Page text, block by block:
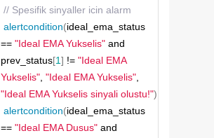
// Spesifik sinyaller icin alarm
alertcondition(ideal_ema_status
== "Ideal EMA Yukselis" and
prev_status[1] != "Ideal EMA
Yukselis", "Ideal EMA Yukselis"
"Ideal EMA Yukselis sinyali olustu!")
alertcondition(ideal_ema_status
== "Ideal EMA Dusus" and